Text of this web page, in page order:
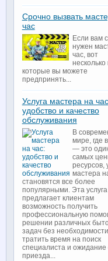
Срочно вызвать
час
Если вам
нужен
час, вот
несколько
которые вы можете
предпринять...
Услуга мастера на
удобство и качество
обслуживания
В
мире, где
— это
самых
ресурсов,
мастера
становятся все более
популярными. Эта услуга
предлагает клиентам
возможность получить
профессиональную
решении различных
задач без необходимости
тратить время на поиск
специалиста и ожидание
приезда...